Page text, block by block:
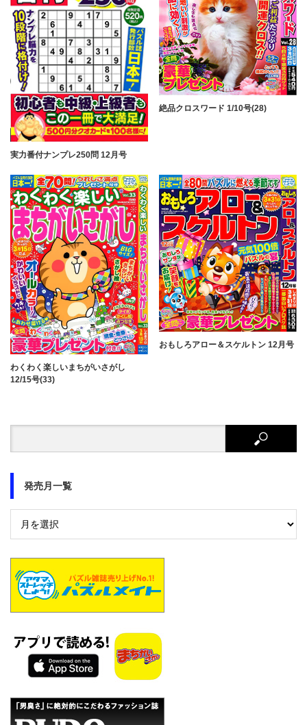
実力番付ナンプレ250問 12月号
絶品クロスワード 1/10号(28)
わくわく楽しいまちがいさがし
12/15号(33)
おもしろアロー＆スケルトン 12月号
発売月一覧